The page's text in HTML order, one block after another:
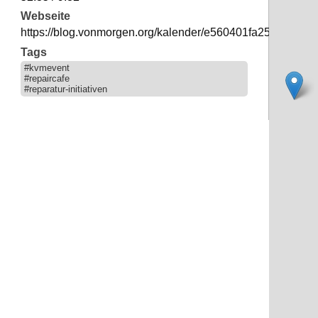
Webseite
https://blog.vonmorgen.org/kalender/
Tags
#kvmevent
#repaircafe
#reparatur-initiativen